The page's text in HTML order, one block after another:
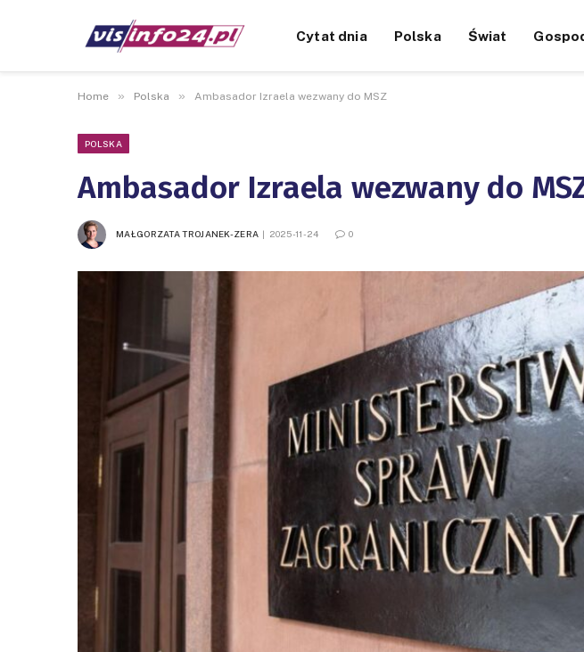
Cytat dnia Polska Świat
Home » Polska » Ambasador Izraela wezwany do MSZ
POLSKA
Ambasador Izraela wezwany do
MAŁGORZATA TROJANEK-ZERA 2025-11-24 0